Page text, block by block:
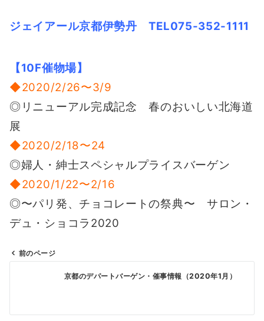
ジェイアール京都伊勢丹 TEL075-352-1111
【10F催物場】
◆2020/2/26〜3/9
◎リニューアル完成記念 春のおいしい北海道
展
◆2020/2/18〜24
◎婦人・紳士スペシャルプライスバーゲン
◆2020/1/22〜2/16
◎〜パリ発、チョコレートの祭典〜 サロン・
デュ・ショコラ2020
前のページ
京都のデパートバーゲン・催事情報（2020年1月）